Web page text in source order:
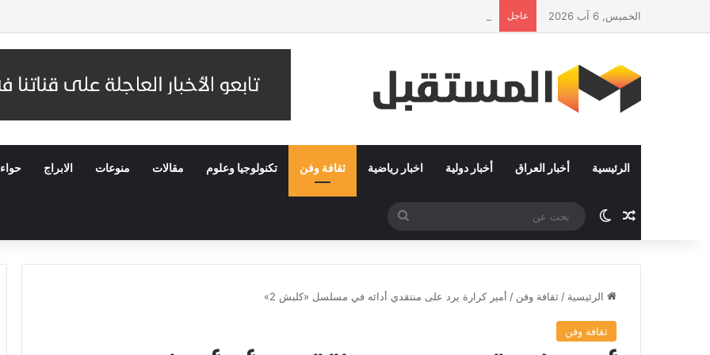
الخميس, 6 آب 2026 عاجل
الرئيسية أخبار العراق أخبار دولية اخبار رياضية ثقافة وفن تكنولوجيا وعلوم مقالات منوعات الابراج حواء
مقال عشوائي
الوضع المظلم
عن
الرئيسية / ثقافة وفن / أمير كرارة يرد على منتقدي أدائه في مسلسل «كلبش 2»
ثقافة وفن